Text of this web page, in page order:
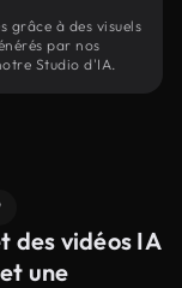
grâce à des visuels
par nos
Studio d'IA.
des vidéos IA
une